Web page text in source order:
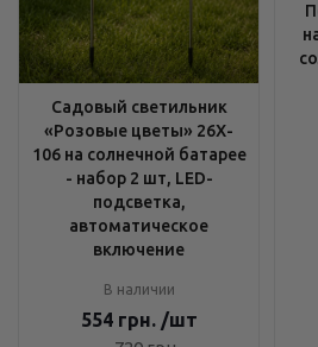
Садовый светильник
«Розовые цветы» 26X-
106 на солнечной батарее
- набор 2 шт, LED-
подсветка,
автоматическое
включение
В наличии
554 грн. /шт